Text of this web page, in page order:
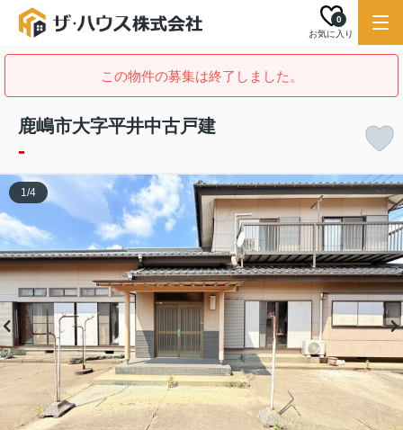
お気に入り
0
この物件の募集は終了しました。
鹿嶋市大字平井中古戸建
-
1/4